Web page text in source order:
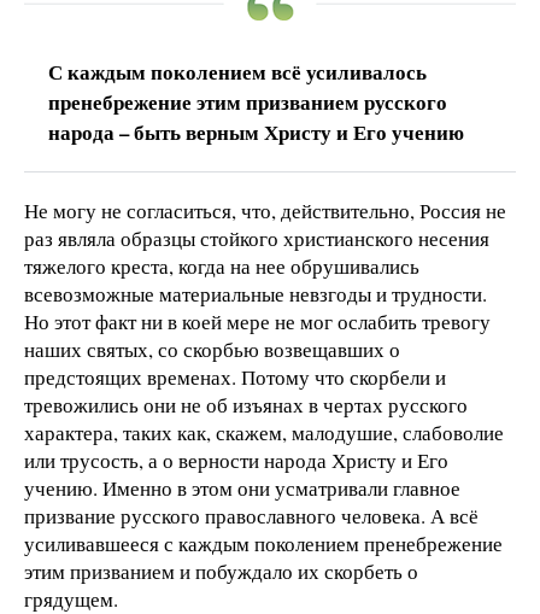
С каждым поколением всё усиливалось
пренебрежение этим призванием русского
народа – быть верным Христу и Его учению
Не могу не согласиться, что, действительно, Россия не
раз являла образцы стойкого христианского несения
тяжелого креста, когда на нее обрушивались
всевозможные материальные невзгоды и трудности.
Но этот факт ни в коей мере не мог ослабить тревогу
наших святых, со скорбью возвещавших о
предстоящих временах. Потому что скорбели и
тревожились они не об изъянах в чертах русского
характера, таких как, скажем, малодушие, слабоволие
или трусость, а о верности народа Христу и Его
учению. Именно в этом они усматривали главное
призвание русского православного человека. А всё
усиливавшееся с каждым поколением пренебрежение
этим призванием и побуждало их скорбеть о
грядущем.